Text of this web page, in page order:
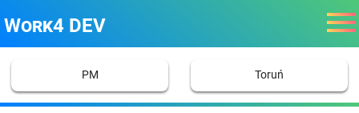
Work4 DEV
PM Toruń